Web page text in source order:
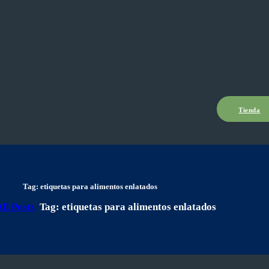
Tienda
Tag: etiquetas para alimentos enlatados
Posts Tag: etiquetas para alimentos enlatados